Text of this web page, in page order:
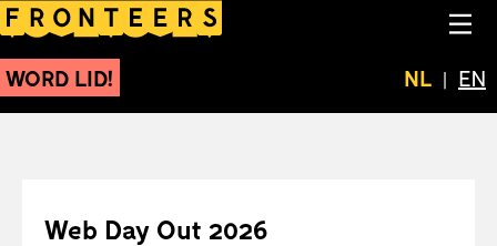
Web Day Out 2026
WORD LID! Huidige
NL EN
Web Day Out 2026